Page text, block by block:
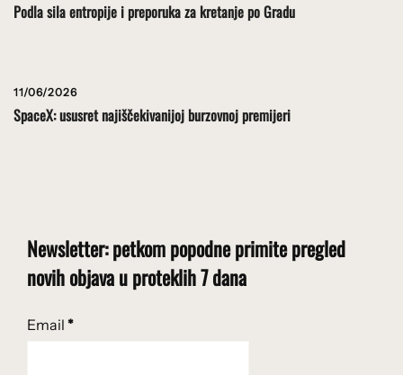
Podla sila entropije i preporuka za kretanje po Gradu
11/06/2026
SpaceX: ususret najiščekivanijoj burzovnoj premijeri
Newsletter: petkom popodne primite pregled
novih objava u proteklih 7 dana
Email *